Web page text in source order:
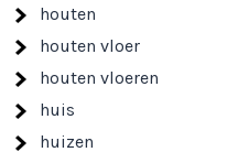
houten
houten vloer
houten vloeren
huis
huizen